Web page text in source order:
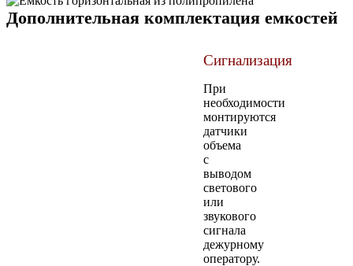
Дополнительная комплектация емкостей
Сигнализация
При
необходимости
монтируются
датчики
объема
с
выводом
светового
или
звукового
сигнала
дежурному
оператору.